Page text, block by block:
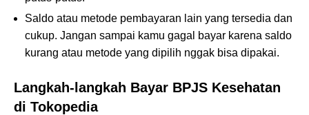
Saldo atau metode pembayaran lain yang tersedia dan
cukup. Jangan sampai kamu gagal bayar karena saldo
kurang atau metode yang dipilih nggak bisa dipakai.
Langkah-langkah Bayar BPJS Kesehatan
di Tokopedia